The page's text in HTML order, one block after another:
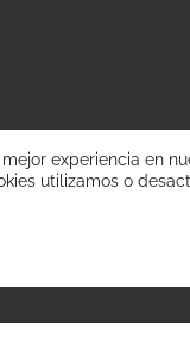
experiencia en
utilizamos o